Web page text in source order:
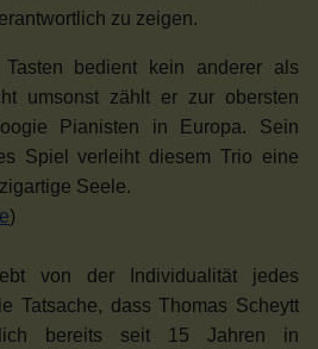
zu zeigen.
bedient kein anderer als
umsonst zählt er zur obersten
Pianisten in Europa. Sein
Spiel verleiht diesem Trio eine
Seele.
)
von der Individualität jedes
Tatsache, dass Thomas Scheytt
bereits seit 15 Jahren in